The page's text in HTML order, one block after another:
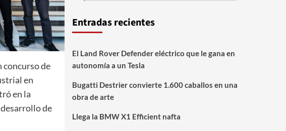
concurso de
en
en la
de
Entradas recientes
El Land Rover Defender eléctrico que le gana en
autonomía a un Tesla
Bugatti Destrier convierte 1.600 caballos en una
obra de arte
Llega la BMW X1 Efficient nafta